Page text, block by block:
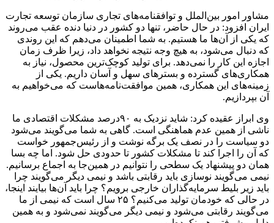
مشاور امور بین‌الملل و توافقنامه‌های تجاری سازمان توسعه تجارت
ایران افزود: در حال حاضر، تنها دو کشور در دنیا دنده عقب می‌روند
که یکی از آن‌ها ما هستیم. به شما اطمینان می‌دهم که این روندی
که دنبال می‌شود، به هیچ وجه نتیجه نخواهد داد، زیرا ظرف زمان
اجازه این کار را نمی‌دهد. برای تولید کوچک‌ترین محصول، نیاز به
همکاری‌های گسترده و بسترهای سهل و آسان داریم. یکی از
زمینه‌های این همکاری، همین موافقت‌نامه‌هاست که می‌خواهیم به
آن بپردازیم.
وی ابراز عقیده کرد: شاید نزدیک به ۹۰درصد مشکلات اقتصادی ما
ناشی از همین عدم هماهنگی است. گاهی به شما می‌گویند می‌شود
دو سیاست را در نصف یک برگه نوشت و از رئیس‌جمهور خواست
که آن را اجرا کند تا مشکلات کشور تا حدودی حل شود. اما چه بسا
همان دو پیشنهاد یک سطحی را نتوانیم در همین‌جا به اجماع برسانیم.
نیمی می‌گویند نوسازی باید رقابتی باشد و نیمی دیگر می‌گویند چرا
باید زیر بلیط سرمایه‌گذاران خارجی برویم؟ چرا باید آن‌ها بیایند اینجا،
در حالی که خودمان تولید می‌کنیم؟ ۲۵ سال است که نیمی از ما
می‌گویند رقابتی می‌شود و نیمی دیگر می‌گویند نمی‌شود و به همین